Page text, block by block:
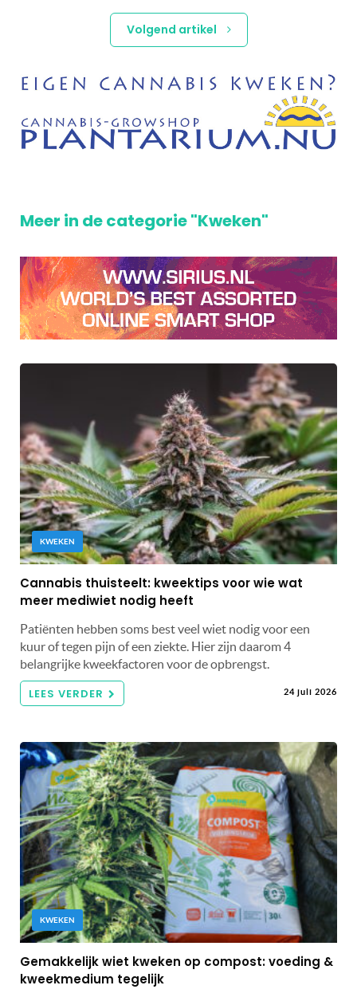
Volgend artikel
Meer in de categorie "Kweken"
KWEKEN
Cannabis thuisteelt: kweektips voor wie wat
meer mediwiet nodig heeft
Patiënten hebben soms best veel wiet nodig voor een
kuur of tegen pijn of een ziekte. Hier zijn daarom 4
belangrijke kweekfactoren voor de opbrengst.
LEES VERDER 24 juli 2026
KWEKEN
Gemakkelijk wiet kweken op compost: voeding &
kweekmedium tegelijk